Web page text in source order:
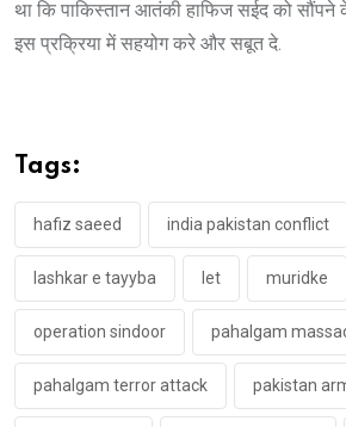
था कि पाकिस्तान आतंकी हाफिज सईद को सौंपने
इस प्रक्रिया में सहयोग करे और सबूत दे.
Tags:
hafiz saeed india pakistan conflict
lashkar e tayyba let muridke
operation sindoor pahalgam
pahalgam terror attack pakistan